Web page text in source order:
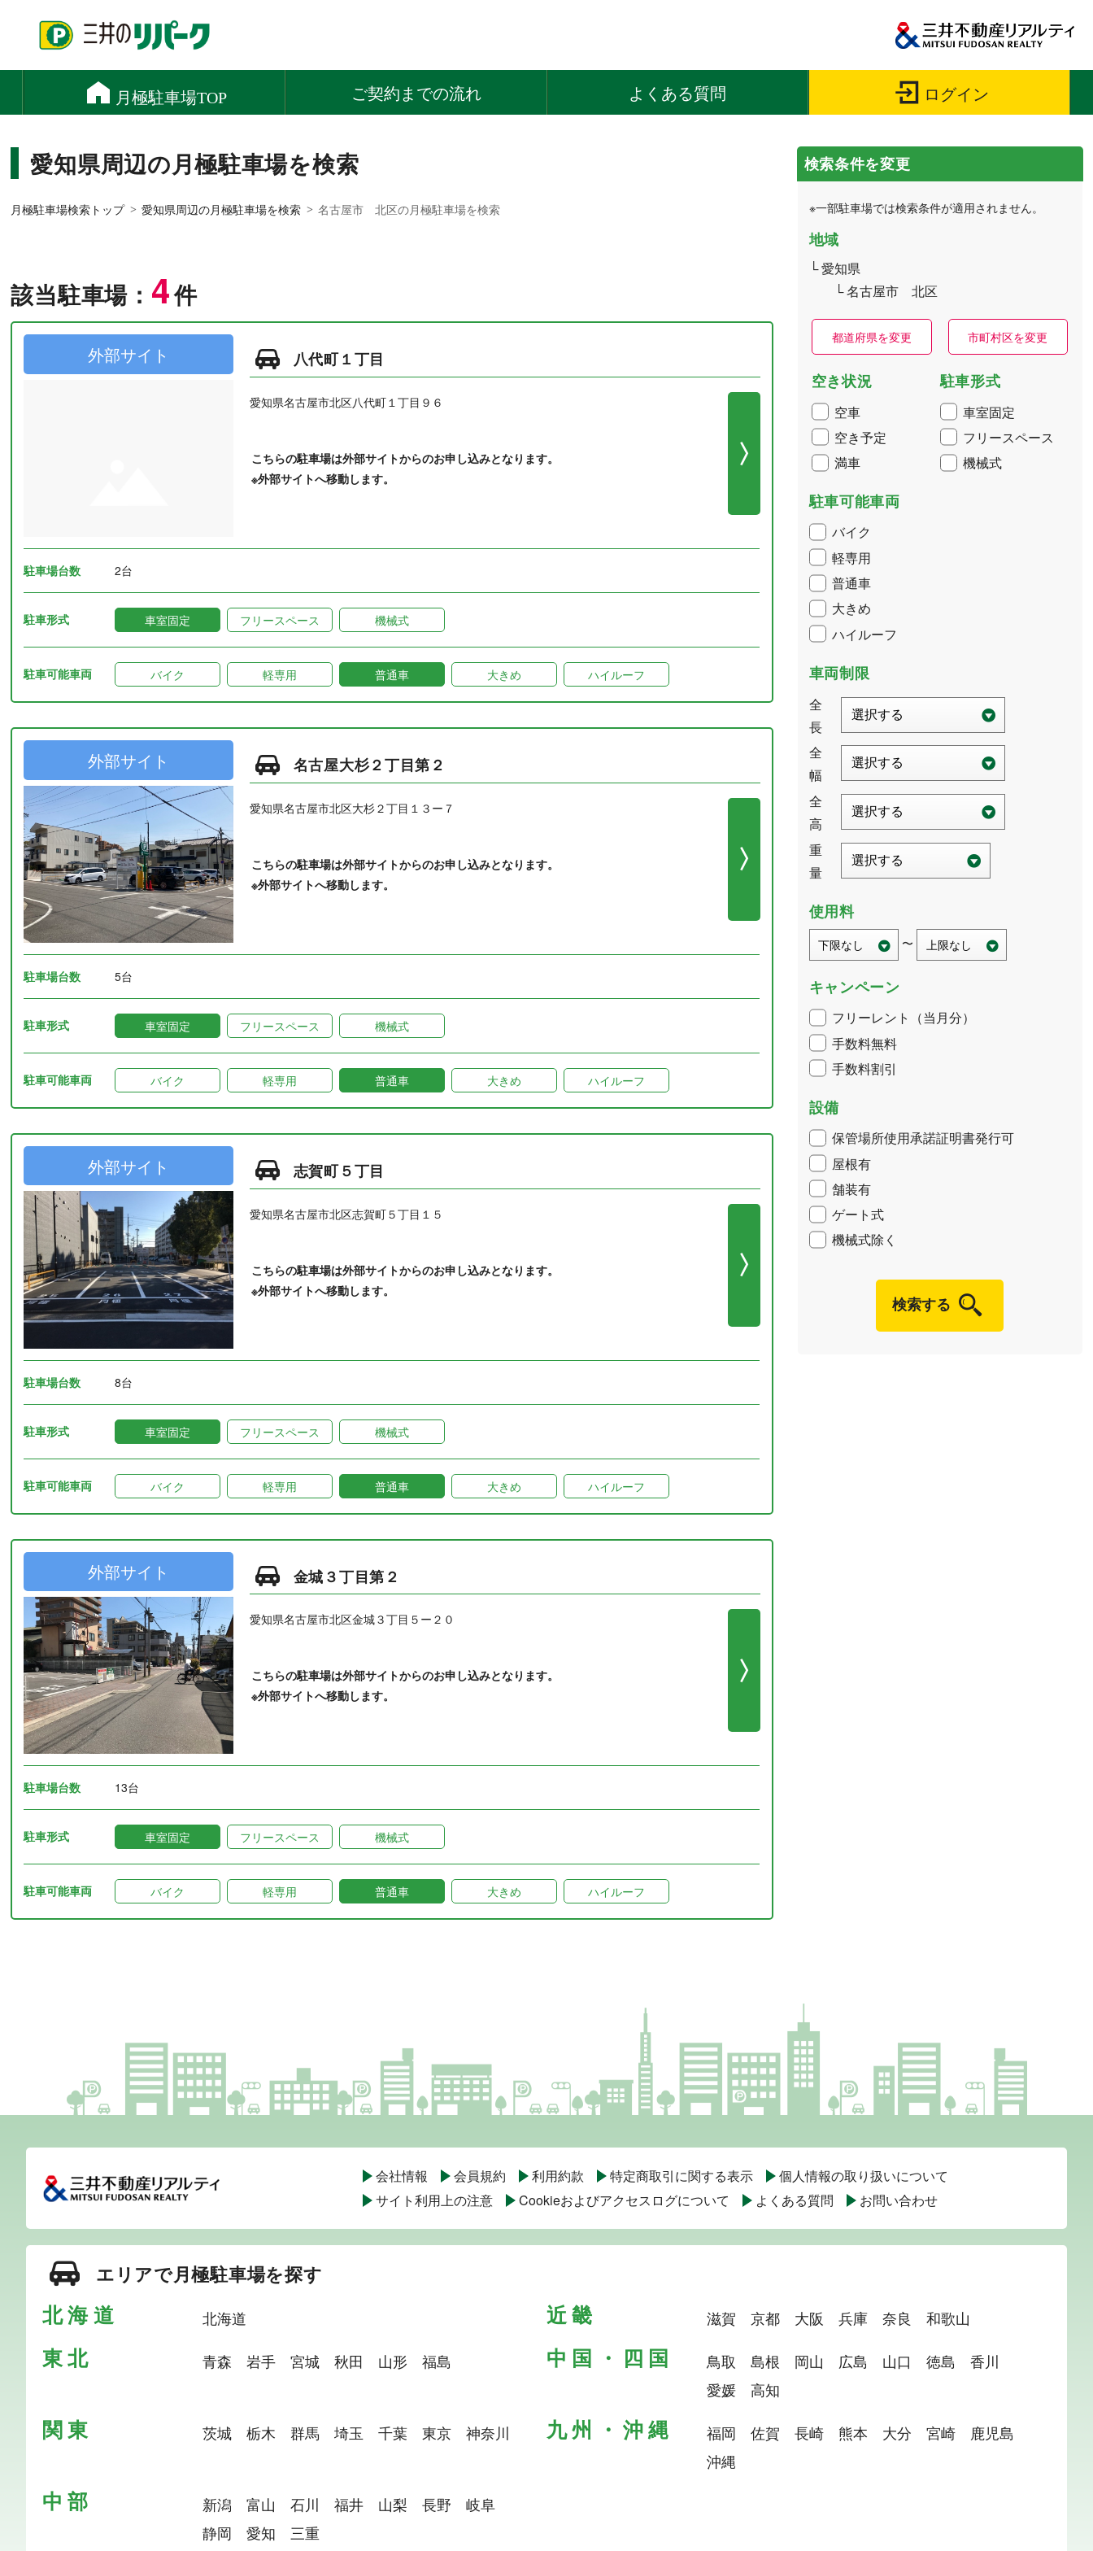
ご契約までの流れ よくある質問
愛知県周辺の月極駐車場を検索
月極駐車場検索トップ 愛知県周辺の月極駐車場を検索 名古屋市 北区の月極駐車場を検索
該当駐車場： 4件
外部サイト 八代町１丁目
愛知県名古屋市北区八代町１丁目９６
こちらの駐車場は外部サイトからのお申し込みとなります。
※外部サイトへ移動します。
駐車場台数 2台
駐車形式 車室固定 フリースペース 機械式
駐車可能車両 バイク 軽専用 普通車 大きめ ハイルーフ
外部サイト 名古屋大杉２丁目第２
愛知県名古屋市北区大杉２丁目１３ー７
こちらの駐車場は外部サイトからのお申し込みとなります。
※外部サイトへ移動します。
駐車場台数 5台
駐車形式 車室固定 フリースペース 機械式
駐車可能車両 バイク 軽専用 普通車 大きめ ハイルーフ
外部サイト 志賀町５丁目
愛知県名古屋市北区志賀町５丁目１５
こちらの駐車場は外部サイトからのお申し込みとなります。
※外部サイトへ移動します。
駐車場台数 8台
駐車形式 車室固定 フリースペース 機械式
駐車可能車両 バイク 軽専用 普通車 大きめ ハイルーフ
外部サイト 金城３丁目第２
愛知県名古屋市北区金城３丁目５ー２０
こちらの駐車場は外部サイトからのお申し込みとなります。
※外部サイトへ移動します。
駐車場台数 13台
駐車形式 車室固定 フリースペース 機械式
駐車可能車両 バイク 軽専用 普通車 大きめ ハイルーフ
検索条件を変更
※一部駐車場では検索条件が適用されません。
地域
愛知県
名古屋市 北区
都道府県を変更 市町村区を変更
空き状況
空車
空き予定
満車
駐車形式
車室固定
フリースペース
機械式
駐車可能車両
バイク
軽専用
普通車
大きめ
ハイルーフ
車両制限
使用料
〜
キャンペーン
フリーレント（当月分）
手数料無料
手数料割引
設備
保管場所使用承諾証明書発行可
屋根有
舗装有
ゲート式
機械式除く
検索する
会社情報 会員規約 利用約款 特定商取引に関する表示
個人情報の取り扱いについて
サイト利用上の注意
Cookieおよびアクセスログについて よくある質問 お問い合わせ
エリアで月極駐車場を探す
北海道 滋賀 京都 大阪 兵庫 奈良 和歌山
青森 岩手 宮城 秋田 山形 福島 鳥取 島根 岡山 広島 山口 徳島
香川
愛媛
高知
茨城 栃木 群馬 埼玉 千葉 東京 神奈川 福岡 佐賀 長崎 熊本 大分 宮崎
鹿児島
沖縄
新潟 富山 石川 福井 山梨 長野
岐阜
静岡
愛知 三重